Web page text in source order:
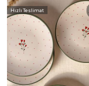
Hızlı Teslimat